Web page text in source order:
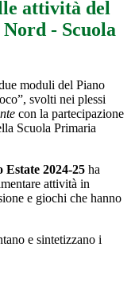
attività del
- Scuola
moduli del Piano
svolti nei plessi
con la partecipazione
Scuola Primaria
Estate 2024-25 ha
attività in
e giochi che hanno
e sintetizzano i